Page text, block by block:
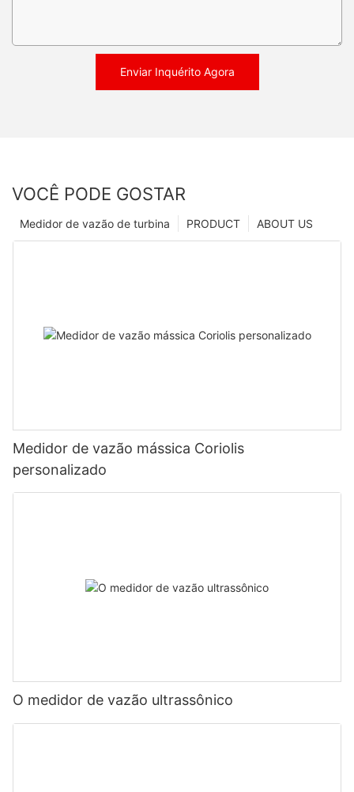
Enviar Inquérito Agora
VOCÊ PODE GOSTAR
ABOUT US
PRODUCT
Medidor de vazão de turbina
Medidor de vazão mássica Coriolis
personalizado
O medidor de vazão ultrassônico